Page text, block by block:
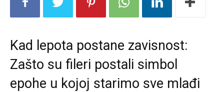
Kad lepota postane zavisnost:
Zašto su fileri postali simbol
epohe u kojoj starimo sve mlađi